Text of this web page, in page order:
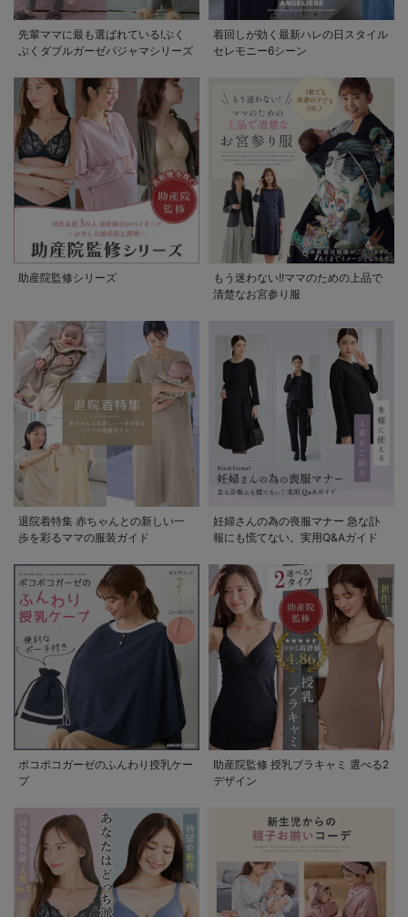
先輩ママに最も選ばれている!ぷく
ぷくダブルガーゼパジャマシリーズ
着回しが効く最新ハレの日スタイル
セレモニー6シーン
助産院監修シリーズ
もう迷わない!!ママのための上品で
清楚なお宮参り服
退院着特集 赤ちゃんとの新しい一
歩を彩るママの服装ガイド
妊婦さんの為の喪服マナー 急な訃
報にも慌てない。実用Q&Aガイド
ポコポコガーゼのふんわり授乳ケー
プ
助産院監修 授乳ブラキャミ 選べる2
デザイン